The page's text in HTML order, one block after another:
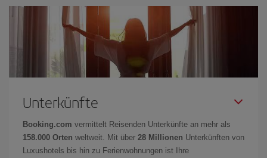
Unterkünfte
Booking.com vermittelt Reisenden Unterkünfte an mehr als
158.000 Orten weltweit. Mit über 28 Millionen Unterkünften von
Luxushotels bis hin zu Ferienwohnungen ist Ihre